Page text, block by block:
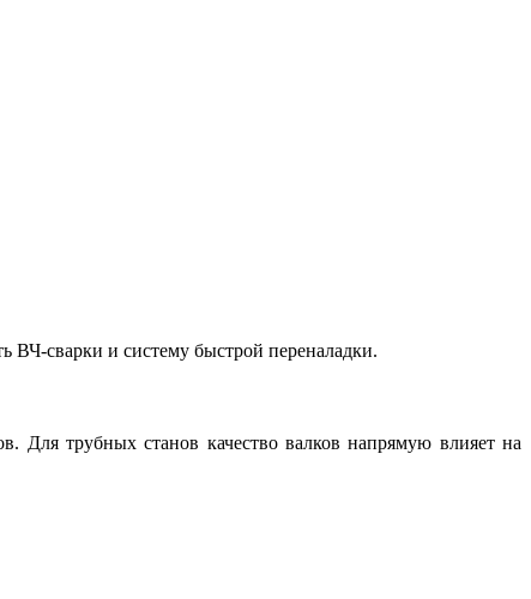
ВЧ-сварки и систему быстрой переналадки.
трубных станов качество валков напрямую влияет на